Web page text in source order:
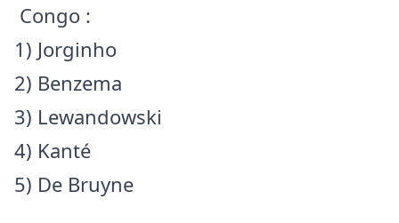
Congo :
1) Jorginho
2) Benzema
3) Lewandowski
4) Kanté
5) De Bruyne